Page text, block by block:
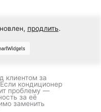
продлить.
клиентом за
кондиционер
проблему —
за её
заменить